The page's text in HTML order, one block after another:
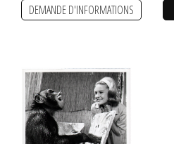
DEMANDE D'INFORMATIONS